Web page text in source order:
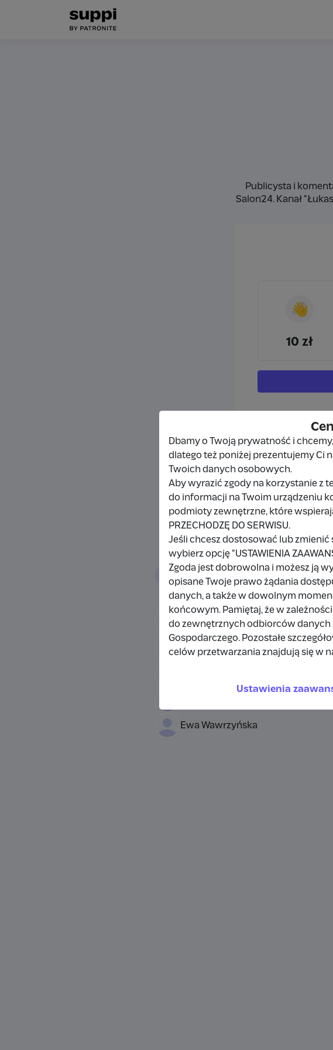
Publicysta i
Salon24. Kanał
👋
10 zł
Wpłacający/a
Damian Bąk
Grzegorz Zarański
Ewa Wawrzyńska
Dbamy o Twoją prywatność i
dlatego też poniżej prezentujemy Ci
Twoich danych osobowych.
Aby wyrazić zgody na korzystanie z
do informacji na Twoim urządzeniu
podmioty zewnętrzne, które
PRZECHODZĘ DO SERWISU.
Jeśli chcesz dostosować lub
wybierz opcję "USTAWIENIA
Zgoda jest dobrowolna i możesz ją
opisane Twoje prawo żądania
danych, a także w dowolnym
końcowym. Pamiętaj, że w
do zewnętrznych odbiorców danych
Gospodarczego. Pozostałe
celów przetwarzania znajdują się w
Ustawienia